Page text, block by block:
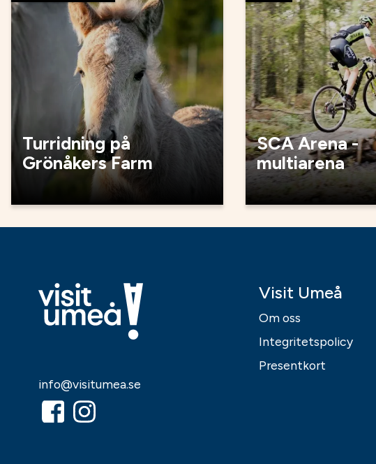
Turridning på
Grönåkers Farm
SCA Arena -
multiarena
info@visitumea.se
Visit Umeå
Om oss
Integritetspolicy
Presentkort